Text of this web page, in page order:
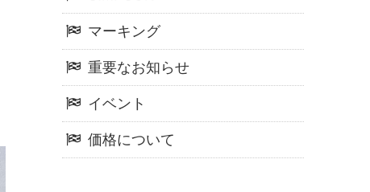
マーキング
重要なお知らせ
イベント
価格について